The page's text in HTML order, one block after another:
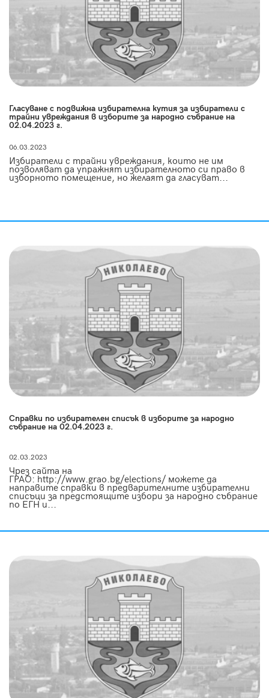
Гласуване с подвижна избирателна кутия за избиратели с
трайни увреждания в изборите за народно събрание на
02.04.2023 г.
06.03.2023
Избиратели с трайни увреждания, които не им
позволяват да упражнят избирателното си право в
изборното помещение, но желаят да гласуват...
Справки по избирателен списък в изборите за народно
събрание на 02.04.2023 г.
02.03.2023
Чрез сайта на
ГРАО: http://www.grao.bg/elections/ можете да
направите справки в предварителните избирателни
списъци за предстоящите избори за народно събрание
по ЕГН и...